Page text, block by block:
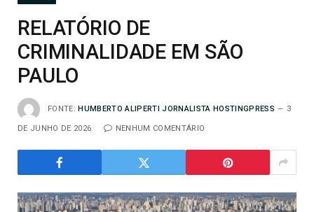
RELATÓRIO DE
CRIMINALIDADE EM SÃO
PAULO
FONTE: HUMBERTO ALIPERTI JORNALISTA HOSTINGPRESS 3
DE JUNHO DE 2026 NENHUM COMENTÁRIO